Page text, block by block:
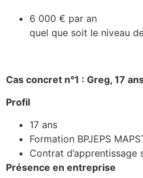
6 000 € par an
quel que soit le niveau
Cas concret n°1 : Greg, 17
Profil
17 ans
Formation BPJEPS
Contrat d’apprentissage
Présence en entreprise